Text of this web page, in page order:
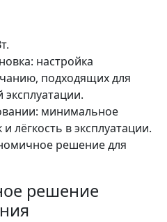
настройка
подходящих для
эксплуатации.
минимальное
лёгкость в эксплуатации.
решение для
решение